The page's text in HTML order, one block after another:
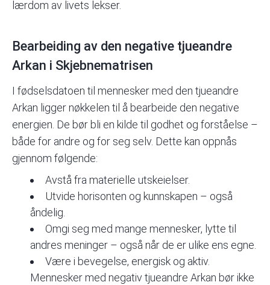
lærdom av livets lekser.
Bearbeiding av den negative tjueandre
Arkan i Skjebnematrisen
I fødselsdatoen til mennesker med den tjueandre
Arkan ligger nøkkelen til å bearbeide den negative
energien. De bør bli en kilde til godhet og forståelse –
både for andre og for seg selv. Dette kan oppnås
gjennom følgende:
Avstå fra materielle utskeielser.
Utvide horisonten og kunnskapen – også
åndelig.
Omgi seg med mange mennesker, lytte til
andres meninger – også når de er ulike ens egne.
Være i bevegelse, energisk og aktiv.
Mennesker med negativ tjueandre Arkan bør ikke